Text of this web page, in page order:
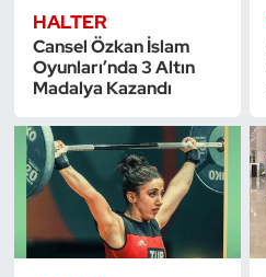
HALTER
Cansel Özkan İslam
Oyunları’nda 3 Altın
Madalya Kazandı
Kempo
Kick Boks
Kürek
Masa Tenisi
Modern Pentatlon